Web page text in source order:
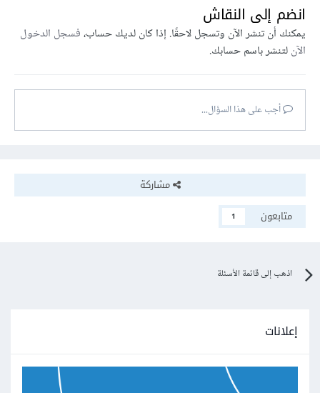
انضم إلى النقاش
يمكنك أن تنشر الآن وتسجل لاحقًا. إذا كان لديك حساب،فسجل الدخول
الآنلتنشر باسم حسابك.
أجب على هذا السؤال...
مشاركة
متابعون
1
اذهب إلى قائمة الأسئلة
إعلانات